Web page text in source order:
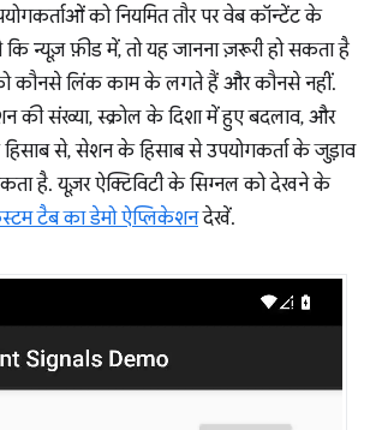
को नियमित तौर पर वेब कॉन्टेंट के
न्यूज़ फ़ीड में, तो यह जानना ज़रूरी हो सकता है
कौनसे लिंक काम के लगते हैं और कौनसे नहीं.
की संख्या, स्क्रोल के दिशा में हुए बदलाव, और
हिसाब से, सेशन के हिसाब से उपयोगकर्ता के जुड़ाव
है. यूज़र ऐक्टिविटी के सिग्नल को देखने के
टैब का डेमो ऐप्लिकेशनदेखें.